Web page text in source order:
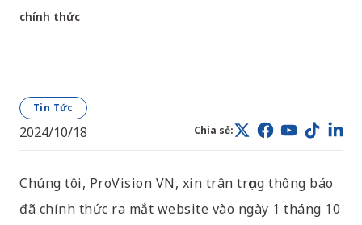
chính thức
Tin Tức
2024/10/18 Chia sẻ:
Chúng tôi, ProVision VN, xin trân trọng thông báo
đã chính thức ra mắt website vào ngày 1 tháng 10